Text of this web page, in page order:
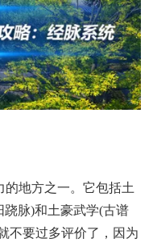
地方之一。它包括土
脉)和土豪武学(古谱
不要过多评价了，因为